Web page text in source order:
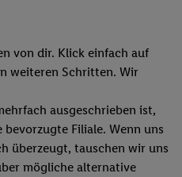
von dir. Klick einfach auf
weiteren Schritten. Wir
ausgeschrieben ist,
Filiale. Wenn uns
überzeugt, tauschen wir uns
mögliche alternative